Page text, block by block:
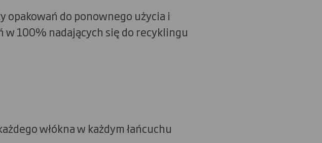
opakowań do ponownego użycia i
100% nadających się do recyklingu
włókna w każdym łańcuchu